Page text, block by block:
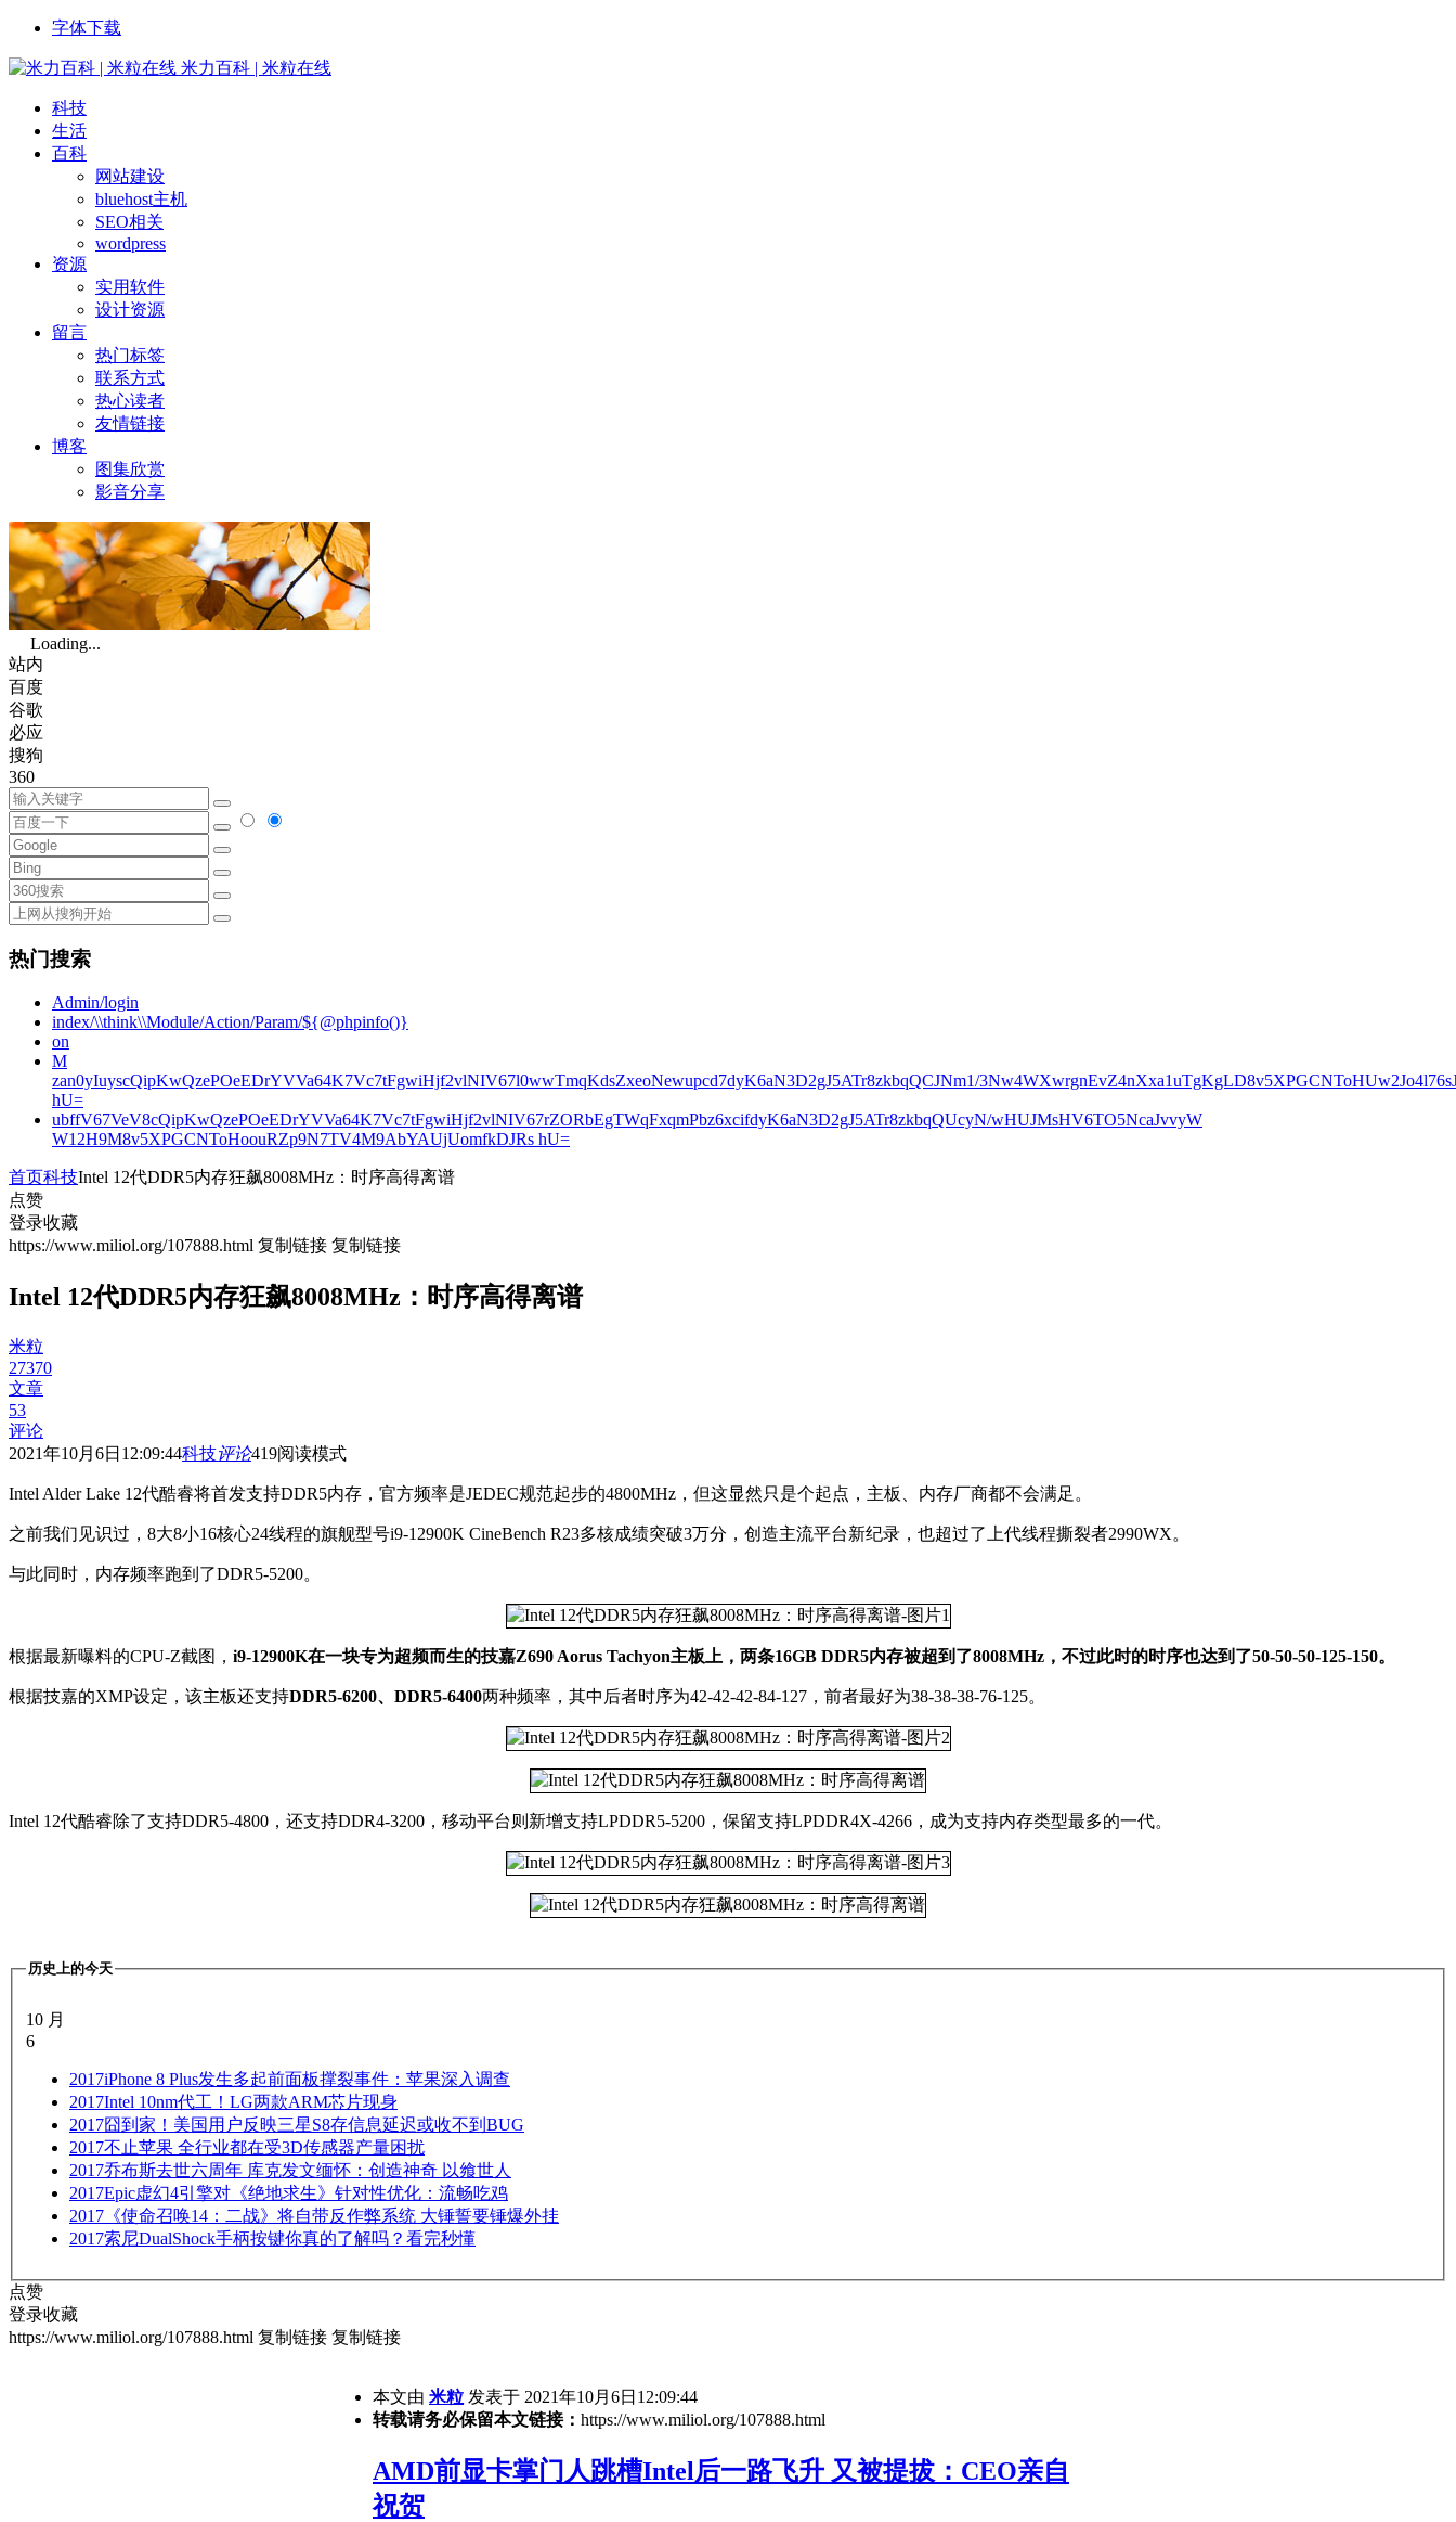
字体下载
米力百科 | 米粒在线
科技
生活
百科
网站建设
bluehost主机
SEO相关
wordpress
资源
实用软件
设计资源
留言
热门标签
联系方式
热心读者
友情链接
博客
图集欣赏
影音分享
Loading...
站内
百度
谷歌
必应
搜狗
360
热门搜索
Admin/login
index/\\think\\Module/Action/Param/${@phpinfo()}
on
M
zan0yIuyscQipKwQzePOeEDrYVVa64K7Vc7tFgwiHjf2vlNIV67l0wwTmqKdsZxeoNewupcd7dyK6aN3D2gJ5ATr8zkbqQCJNm1/
hU=
ubffV67VeV8cQipKwQzePOeEDrYVVa64K7Vc7tFgwiHjf2vlNIV67rZORbEgTWqFxqmPbz6xcifdyK6aN3D2gJ5ATr8zkbqQUcyN/wHUJMsHV6TO5NcaJvvyW
W12H9M8v5XPGCNToHoouRZp9N7TV4M9AbYAUjUomfkDJRs hU=
首页科技Intel 12代DDR5内存狂飙8008MHz：时序高得离谱
点赞
登录收藏
https://www.miliol.org/107888.html 复制链接 复制链接
Intel 12代DDR5内存狂飙8008MHz：时序高得离谱
米粒
27370
文章
53
评论
2021年10月6日12:09:44科技评论419阅读模式
Intel Alder Lake 12代酷睿将首发支持DDR5内存，官方频率是JEDEC规范起步的4800MHz，但这显然只是个起点，主板、内存厂商都不会满足。
之前我们见识过，8大8小16核心24线程的旗舰型号i9-12900K CineBench R23多核成绩突破3万分，创造主流平台新纪录，也超过了上代线程撕裂者2990WX。
与此同时，内存频率跑到了DDR5-5200。
根据最新曝料的CPU-Z截图， i9-12900K在一块专为超频而生的技嘉Z690 Aorus Tachyon主板上，两条16GB DDR5内存被超到了8008MHz，不过此时的时序也达到了50-50-50-125-150。
根据技嘉的XMP设定，该主板还支持DDR5-6200、DDR5-6400两种频率，其中后者时序为42-42-42-84-127，前者最好为38-38-38-76-125。
Intel 12代酷睿除了支持DDR5-4800，还支持DDR4-3200，移动平台则新增支持LPDDR5-5200，保留支持LPDDR4X-4266，成为支持内存类型最多的一代。
历史上的今天
10 月
6
2017iPhone 8 Plus发生多起前面板撑裂事件：苹果深入调查
2017Intel 10nm代工！LG两款ARM芯片现身
2017囧到家！美国用户反映三星S8存信息延迟或收不到BUG
2017不止苹果 全行业都在受3D传感器产量困扰
2017乔布斯去世六周年 库克发文缅怀：创造神奇 以飨世人
2017Epic虚幻4引擎对《绝地求生》针对性优化：流畅吃鸡
2017 《使命召唤14：二战》将自带反作弊系统 大锤誓要锤爆外挂
2017索尼DualShock手柄按键你真的了解吗？看完秒懂
点赞
登录收藏
https://www.miliol.org/107888.html 复制链接 复制链接
本文由 米粒 发表于 2021年10月6日12:09:44
转载请务必保留本文链接： https://www.miliol.org/107888.html
AMD前显卡掌门人跳槽Intel后一路飞升 又被提拔：CEO亲自
祝贺